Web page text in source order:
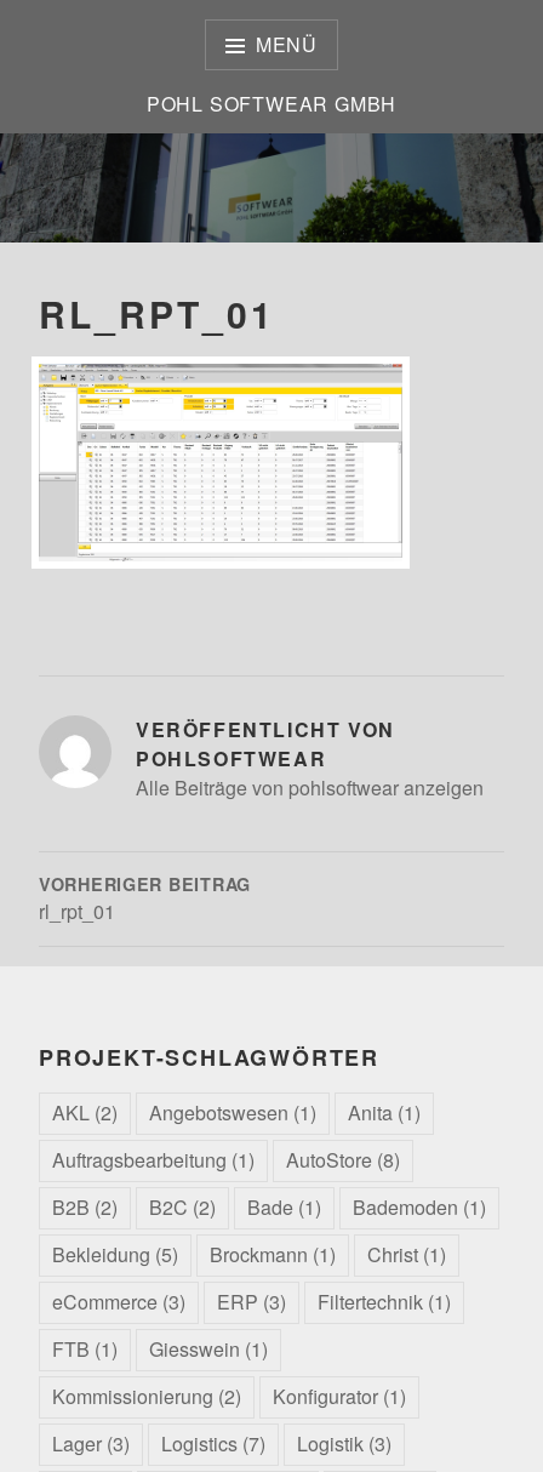
MENÜ
POHL SOFTWEAR GMBH
POHL SOFTWEAR GMBH
RL_RPT_01
VERÖFFENTLICHT VON
POHLSOFTWEAR
Alle Beiträge von pohlsoftwear anzeigen
VORHERIGER BEITRAG
rl_rpt_01
PROJEKT-SCHLAGWÖRTER
AKL (2) Angebotswesen (1) Anita (1)
Auftragsbearbeitung (1) AutoStore (8)
B2B (2) B2C (2) Bade (1) Bademoden (1)
Bekleidung (5) Brockmann (1) Christ (1)
eCommerce (3) ERP (3) Filtertechnik (1)
FTB (1) Giesswein (1)
Kommissionierung (2) Konfigurator (1)
Lager (3) Logistics (7) Logistik (3)